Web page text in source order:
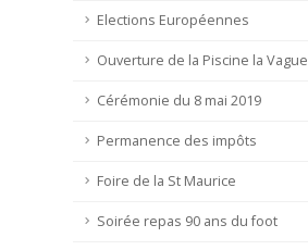
Elections Européennes
Ouverture de la Piscine la Vague
Cérémonie du 8 mai 2019
Permanence des impôts
Foire de la St Maurice
Soirée repas 90 ans du foot